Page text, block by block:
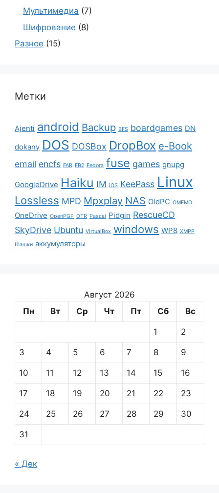
Мультимедиа (7)
Шифрование (8)
Разное (15)
Метки
Ajenti android Backup BFS boardgames DN
dokany DOS DOSBox DropBox e-Book
email encfs FAR FB2 Fedora fuse games gnupg
GoogleDrive Haiku IM iOS KeePass Linux
Lossless MPD Mpxplay NAS OldPC OMEMO
OneDrive OpenPGP OTR Pascal Pidgin RescueCD
SkyDrive Ubuntu VirtualBox windows WP8 XMPP
Шашки аккумуляторы
Август 2026
Пн
Вт Ср Чт Пт Сб Вс
1 2
3 4 5 6 7 8 9
10 11 12 13 14 15 16
17 18 19 20 21 22 23
24 25 26 27 28 29 30
31
« Дек